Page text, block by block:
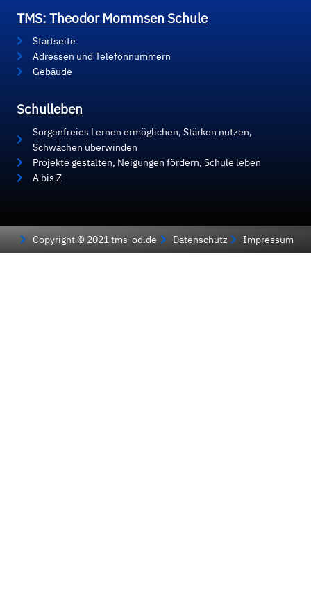
TMS: Theodor Mommsen Schule
Startseite
Adressen und Telefonnummern
Gebäude
Schulleben
Sorgenfreies Lernen ermöglichen, Stärken nutzen,
Schwächen überwinden
Projekte gestalten, Neigungen fördern, Schule leben
A bis Z
Copyright © 2021 tms-od.de Datenschutz Impressum